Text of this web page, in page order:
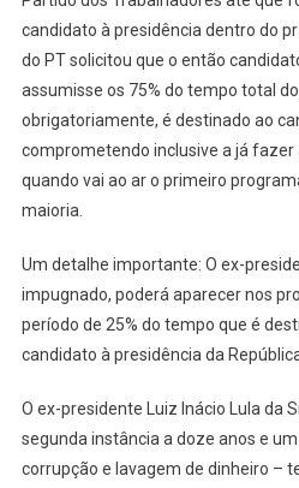
candidato à presidência dentro do
do PT solicitou que o então
assumisse os 75% do tempo total
obrigatoriamente, é destinado ao
comprometendo inclusive a já fazer
quando vai ao ar o primeiro
maioria.
Um detalhe importante: O ex-
impugnado, poderá aparecer nos
período de 25% do tempo que é
candidato à presidência da
O ex-presidente Luiz Inácio Lula da
segunda instância a doze anos e
corrupção e lavagem de dinheiro –